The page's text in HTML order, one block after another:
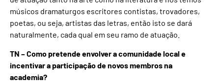
músicos dramaturgos escritores contistas, trovadores,
poetas, ou seja, artistas das letras, então isto se dará
naturalmente, cada qual em seu ramo de atuação.
TN – Como pretende envolver a comunidade local e
incentivar a participação de novos membros na
academia?